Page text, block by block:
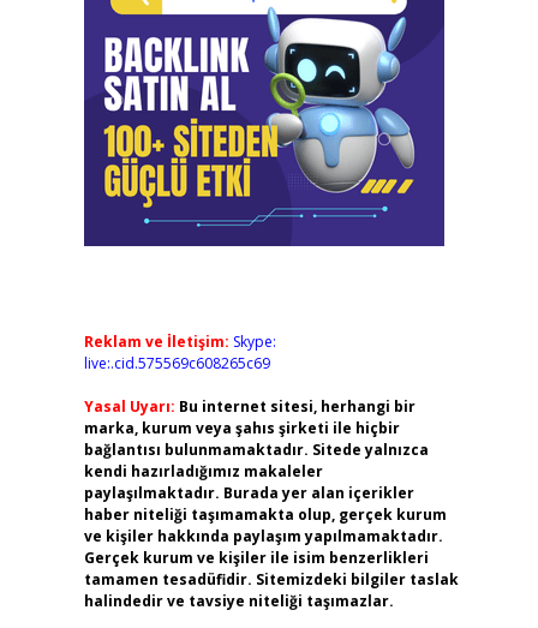
Reklam ve İletişim: Skype:
live:.cid.575569c608265c69
Yasal Uyarı: Bu internet sitesi, herhangi bir
marka, kurum veya şahıs şirketi ile hiçbir
bağlantısı bulunmamaktadır. Sitede yalnızca
kendi hazırladığımız makaleler
paylaşılmaktadır. Burada yer alan içerikler
haber niteliği taşımamakta olup, gerçek kurum
ve kişiler hakkında paylaşım yapılmamaktadır.
Gerçek kurum ve kişiler ile isim benzerlikleri
tamamen tesadüfidir. Sitemizdeki bilgiler taslak
halindedir ve tavsiye niteliği taşımazlar.